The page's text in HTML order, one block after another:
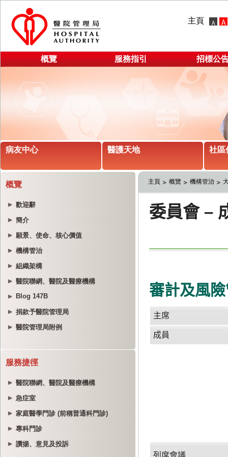
主頁
概覽 服務指引 招標公
病友中心 醫護天地 社區
概覽
歡迎辭
簡介
願景、使命、核心價值
機構管治
組織架構
醫院聯網、醫院及醫療機構
Blog 147B
捐款予醫院管理局
醫院管理局附例
服務捷徑
醫院聯網、醫院及醫療機構
急症室
家庭醫學門診 (前稱普通科門診)
專科門診
讚揚、意見及投訴
主頁 概覽 機構管治